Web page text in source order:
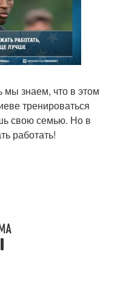
мы знаем, что в этом
тренироваться
свою семью. Но в
работать!